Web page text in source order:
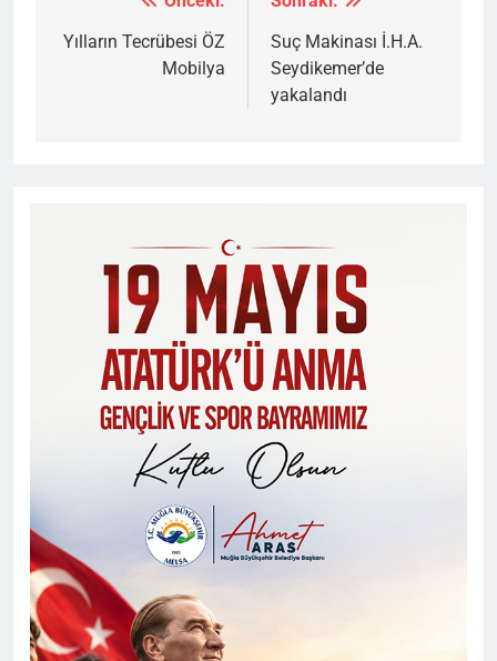
gezinmesi
Yılların Tecrübesi ÖZ
Mobilya
Suç Makinası İ.H.A.
Seydikemer’de
yakalandı